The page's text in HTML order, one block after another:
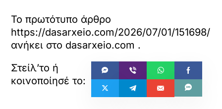
Το πρωτότυπο άρθρο
https://dasarxeio.com/2026/07/01/151698/
ανήκει στο dasarxeio.com .